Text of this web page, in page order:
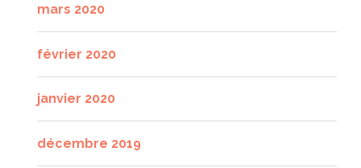
mars 2020
février 2020
janvier 2020
décembre 2019